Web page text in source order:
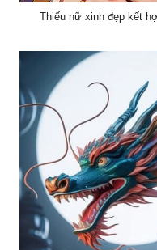
Thiếu nữ xinh đẹp kết